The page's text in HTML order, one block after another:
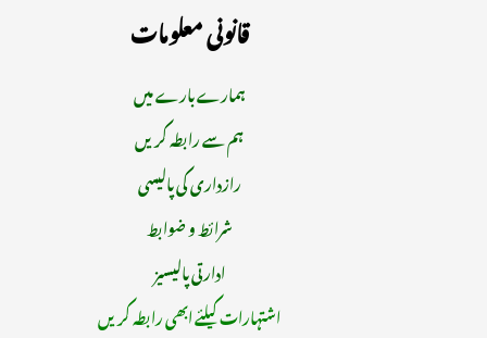
قانونی معلومات
ہمارے بارے میں
ہم سے رابطہ کریں
رازداری کی پالیسی
شرائط و ضوابط
ادارتی پالیسیز
اشتہارات کیلئے ابھی رابطہ کریں